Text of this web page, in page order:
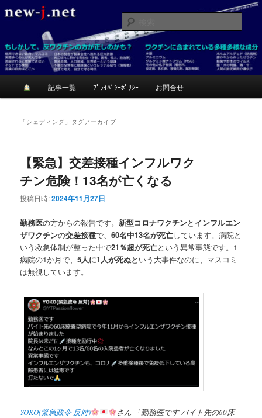
イ
コ
ン
テ
ブ
ン
テ
ン
ニュージェイ
反ワクチンが正しいかも？考てみて！
索
記事一覧 ﾌﾟﾗｲﾊﾞｼｰﾎﾟﾘｼｰ お問合せ
「 シェディング 」タグアーカイブ
【緊急】交差接種インフルワク
チン危険！13名が亡くなる
投稿日時:2024年11月27日
勤務医の方からの報告です。新型コロナワクチンと インフルエン
ザワクチンの交差接種で、60名中13名が死亡しています。病院と
いう救急体制が整った中で21％超が死亡という異常事態です。1
病院の1か月で、5人に1人が死ぬという大事件なのに、マスコミ
は無視しています。
YOKO(緊急政令 反対)
さん 「勤務医です バイト先の60床